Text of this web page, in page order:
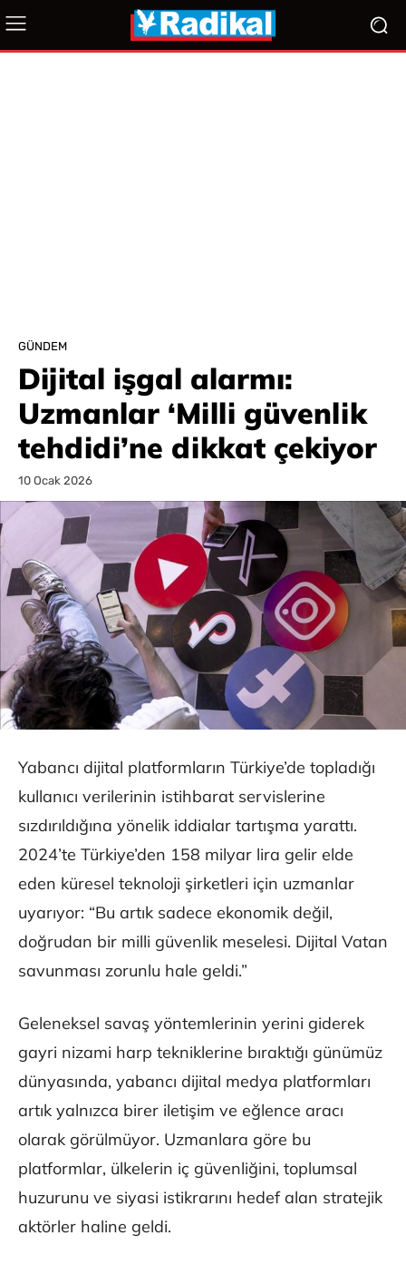
GÜNDEM
Dijital işgal alarmı:
Uzmanlar ‘Milli güvenlik
tehdidi’ne dikkat çekiyor
10 Ocak 2026
Yabancı dijital platformların Türkiye’de topladığı
kullanıcı verilerinin istihbarat servislerine
sızdırıldığına yönelik iddialar tartışma yarattı.
2024’te Türkiye’den 158 milyar lira gelir elde
eden küresel teknoloji şirketleri için uzmanlar
uyarıyor: “Bu artık sadece ekonomik değil,
doğrudan bir milli güvenlik meselesi. Dijital Vatan
savunması zorunlu hale geldi.”
Geleneksel savaş yöntemlerinin yerini giderek
gayri nizami harp tekniklerine bıraktığı günümüz
dünyasında, yabancı dijital medya platformları
artık yalnızca birer iletişim ve eğlence aracı
olarak görülmüyor. Uzmanlara göre bu
platformlar, ülkelerin iç güvenliğini, toplumsal
huzurunu ve siyasi istikrarını hedef alan stratejik
aktörler haline geldi.